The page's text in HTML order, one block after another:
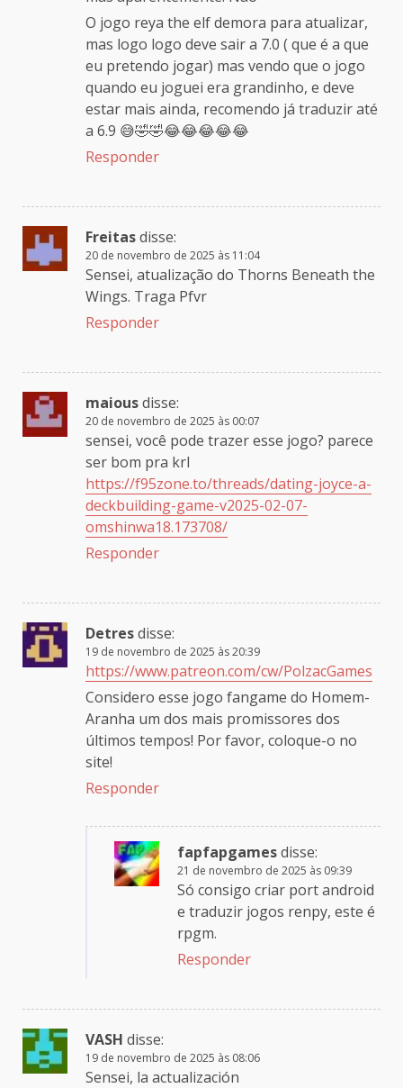
O jogo reya the elf demora para atualizar,
mas logo logo deve sair a 7.0 ( que é a que
eu pretendo jogar) mas vendo que o jogo
quando eu joguei era grandinho, e deve
estar mais ainda, recomendo já traduzir até
a 6.9 😅🤣🤣😂😂😂😂😂
Responder
Freitasdisse:
20 de novembro de 2025 às 11:04
Sensei, atualização do Thorns Beneath the
Wings. Traga Pfvr
Responder
maiousdisse:
20 de novembro de 2025 às 00:07
sensei, você pode trazer esse jogo? parece
ser bom pra krl
https://f95zone.to/threads/dating-joyce-a-
deckbuilding-game-v2025-02-07-
omshinwa18.173708/
Responder
Detresdisse:
19 de novembro de 2025 às 20:39
https://www.patreon.com/cw/PolzacGames
Considero esse jogo fangame do Homem-
Aranha um dos mais promissores dos
últimos tempos! Por favor, coloque-o no
site!
Responder
fapfapgamesdisse:
21 de novembro de 2025 às 09:39
Só consigo criar port android
e traduzir jogos renpy, este é
rpgm.
Responder
VASH disse:
19 de novembro de 2025 às 08:06
Sensei, la actualización